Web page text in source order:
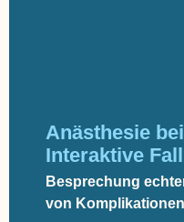
Anästhesie
Interaktive
Besprechung
von Komplikationen